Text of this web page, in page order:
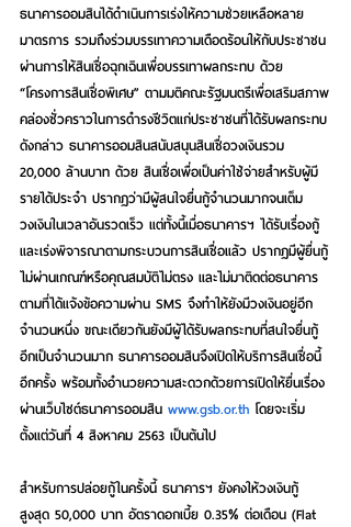
ธนาคารออมสินได้ดำเนินการเร่งให้ความช่วยเหลือหลาย
มาตรการ รวมถึงร่วมบรรเทาความเดือดร้อนให้กับประชาชน
ผ่านการให้สินเชื่อฉุกเฉินเพื่อบรรเทาผลกระทบ ด้วย
“โครงการสินเชื่อพิเศษ” ตามมติคณะรัฐมนตรีเพื่อเสริมสภาพ
คล่องชั่วคราวในการดำรงชีวิตแก่ประชาชนที่ได้รับผลกระทบ
ดังกล่าว ธนาคารออมสินสนับสนุนสินเชื่อวงเงินรวม
20,000 ล้านบาท ด้วย สินเชื่อเพื่อเป็นค่าใช้จ่ายสำหรับผู้มี
รายได้ประจำ ปรากฏว่ามีผู้สนใจยื่นกู้จำนวนมากจนเต็ม
วงเงินในเวลาอันรวดเร็ว แต่ทั้งนี้เมื่อธนาคารฯ ได้รับเรื่องกู้
และเร่งพิจารณาตามกระบวนการสินเชื่อแล้ว ปรากฏมีผู้ยื่นกู้
ไม่ผ่านเกณฑ์หรือคุณสมบัติไม่ตรง และไม่มาติดต่อธนาคาร
ตามที่ได้แจ้งข้อความผ่าน SMS จึงทำให้ยังมีวงเงินอยู่อีก
จำนวนหนึ่ง ขณะเดียวกันยังมีผู้ได้รับผลกระทบที่สนใจยื่นกู้
อีกเป็นจำนวนมาก ธนาคารออมสินจึงเปิดให้บริการสินเชื่อนี้
อีกครั้ง พร้อมทั้งอำนวยความสะดวกด้วยการเปิดให้ยื่นเรื่อง
ผ่านเว็บไซต์ธนาคารออมสิน www.gsb.or.th โดยจะเริ่ม
ตั้งแต่วันที่ 4 สิงหาคม 2563 เป็นต้นไป
สำหรับการปล่อยกู้ในครั้งนี้ ธนาคารฯ ยังคงให้วงเงินกู้
สูงสุด 50,000 บาท อัตราดอกเบี้ย 0.35% ต่อเดือน (Flat